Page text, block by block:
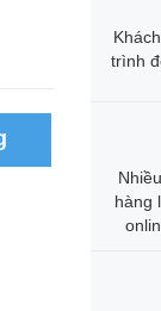
trình
hàng